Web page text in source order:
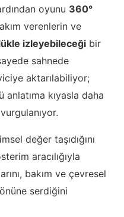
oyunu 360°
verenlerin ve
izleyebileceği bir
sahnede
aktarılabiliyor;
anlatıma kıyasla daha
değer taşıdığını
aracılığıyla
bakım ve çevresel
serdiğini